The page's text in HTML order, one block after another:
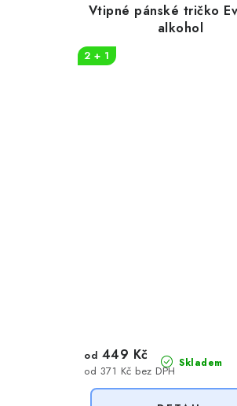
Vtipné pánské tričko
alkohol
2 + 1
Skladem
od 371 Kč bez DPH
od 449 Kč